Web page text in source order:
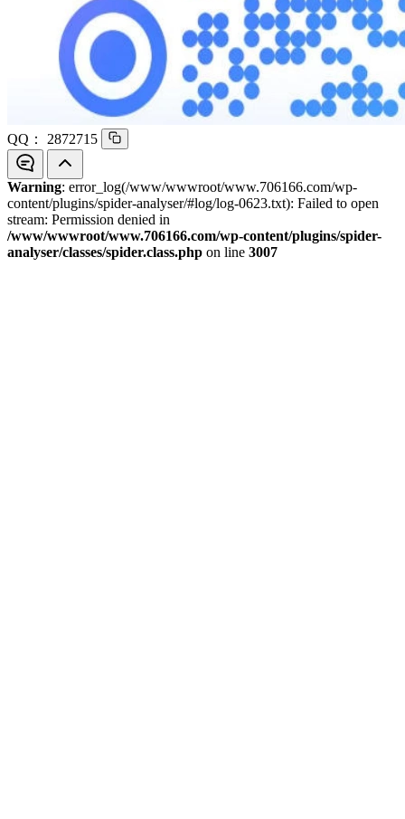
QQ： 2872715
Warning: error_log(/www/wwwroot/www.706166.com/wp-
content/plugins/spider-analyser/#log/log-0623.txt): Failed to open
stream: Permission denied in
/www/wwwroot/www.706166.com/wp-content/plugins/spider-
analyser/classes/spider.class.php on line 3007